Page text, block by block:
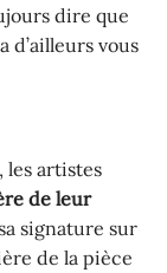
dire que
d’ailleurs vous
les artistes
de leur
signature sur
de la pièce